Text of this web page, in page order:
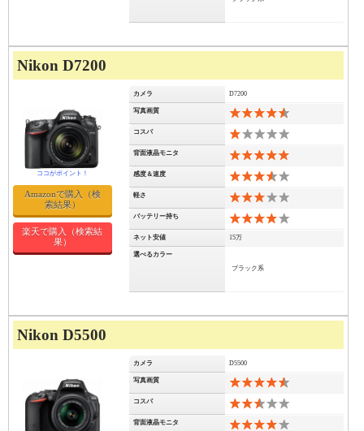
Nikon D7200
カメラ D7200
写真画質
コスパ
背面液晶モニタ
感度＆速度
軽さ
バッテリー持ち
ネット安値 15万
選べるカラー
ブラック系
Amazonで購入（検
索結果）
楽天で購入（検索結
果）
Nikon D5500
カメラ D5500
写真画質
コスパ
背面液晶モニタ